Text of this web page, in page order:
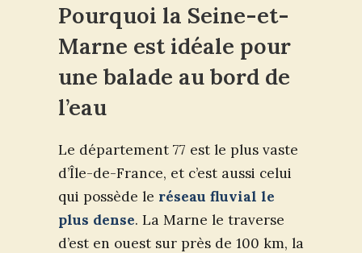
Pourquoi la Seine-et-
Marne est idéale pour
une balade au bord de
l’eau
Le département 77 est le plus vaste
d’Île-de-France, et c’est aussi celui
qui possède le réseau fluvial le
plus dense. La Marne le traverse
d’est en ouest sur près de 100 km, la